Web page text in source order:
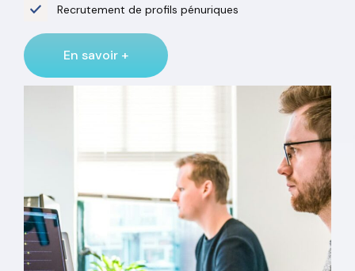
Recrutement de profils pénuriques
En savoir +